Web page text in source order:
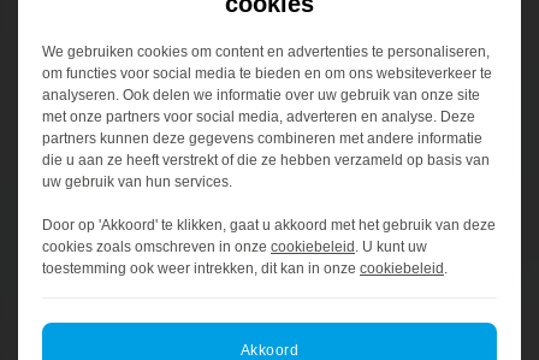
We gebruiken cookies om content en advertenties te personaliseren,
om functies voor social media te bieden en om ons websiteverkeer te
analyseren. Ook delen we informatie over uw gebruik van onze site
met onze partners voor social media, adverteren en analyse. Deze
partners kunnen deze gegevens combineren met andere informatie
die u aan ze heeft verstrekt of die ze hebben verzameld op basis van
uw gebruik van hun services.
Door op 'Akkoord' te klikken, gaat u akkoord met het gebruik van deze
cookies zoals omschreven in onze cookiebeleid . U kunt uw
toestemming ook weer intrekken, dit kan in onze cookiebeleid
Akkoord